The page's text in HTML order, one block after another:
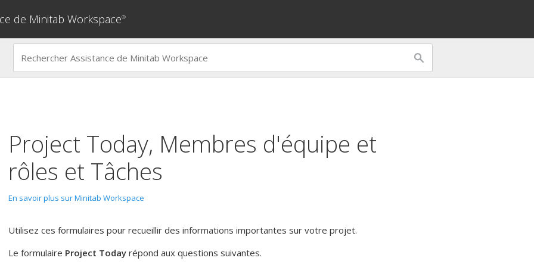
de Minitab Workspace®
Project Today, Membres d'équipe et
rôles et Tâches
En savoir plus sur Minitab Workspace
Utilisez ces formulaires pour recueillir des informations importantes sur votre projet.
Le formulaire Project Today répond aux questions suivantes.